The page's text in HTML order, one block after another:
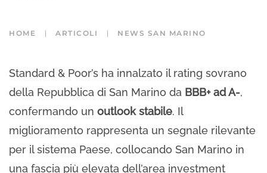
HOME ARTICOLI NEWS SAN MARINO
Standard & Poor’s ha innalzato il rating sovrano
della Repubblica di San Marino da BBB+ ad A-,
confermando un outlook stabile. Il
miglioramento rappresenta un segnale rilevante
per il sistema Paese, collocando San Marino in
una fascia più elevata dell’area investment